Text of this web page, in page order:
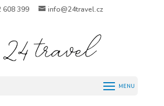
608 399 info@24travel.cz